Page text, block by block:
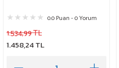
0.0 Puan - 0 Yorum
1.534,99 TL
1.458,24 TL